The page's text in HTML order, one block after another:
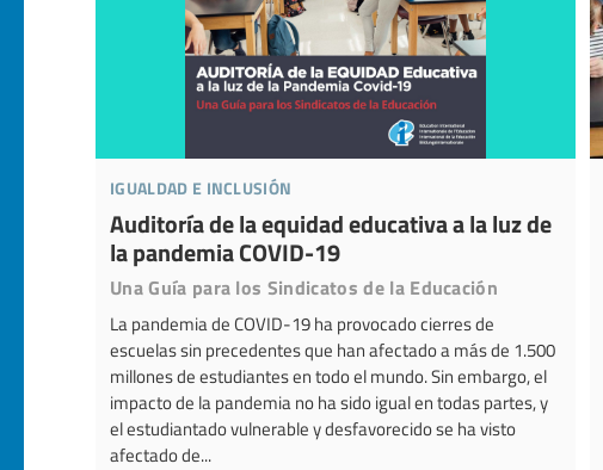
igualdad e inclusión
Auditoría de la equidad educativa a la luz de
la pandemia COVID-19
Una Guía para los Sindicatos de la Educación
La pandemia de COVID-19 ha provocado cierres de
escuelas sin precedentes que han afectado a más de 1.500
millones de estudiantes en todo el mundo. Sin embargo, el
impacto de la pandemia no ha sido igual en todas partes, y
el estudiantado vulnerable y desfavorecido se ha visto
afectado de...